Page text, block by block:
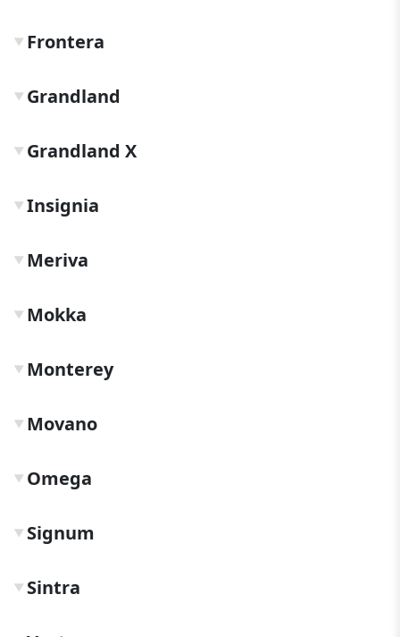
Frontera
▼
Grandland
▼
Grandland X
▼
Insignia
▼
Meriva
▼
Mokka
▼
Monterey
▼
Movano
▼
Omega
▼
Signum
▼
Sintra
▼